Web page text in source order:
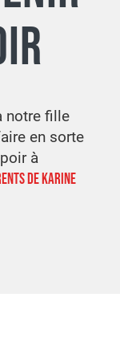
notre fille
en sorte
à
DE KARINE